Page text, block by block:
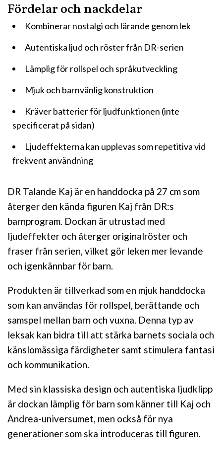
DR Talande Kaj är en handdocka på 27 cm som
återger den kända figuren Kaj från DR:s
barnprogram. Dockan är utrustad med
ljudeffekter och återger originalröster och
fraser från serien, vilket gör leken mer levande
och igenkännbar för barn.
Produkten är tillverkad som en mjuk handdocka
som kan användas för rollspel, berättande och
samspel mellan barn och vuxna. Denna typ av
leksak kan bidra till att stärka barnets sociala och
känslomässiga färdigheter samt stimulera fantasi
och kommunikation.
Med sin klassiska design och autentiska ljudklipp
är dockan lämplig för barn som känner till Kaj och
Andrea-universumet, men också för nya
generationer som ska introduceras till figuren.
Fördelar och nackdelar
Kombinerar nostalgi och lärande genom lek
Autentiska ljud och röster från DR-serien
Lämplig för rollspel och språkutveckling
Mjuk och barnvänlig konstruktion
Kräver batterier för ljudfunktionen (inte
specificerat på sidan)
Ljudeffekterna kan upplevas som repetitiva vid
frekvent användning